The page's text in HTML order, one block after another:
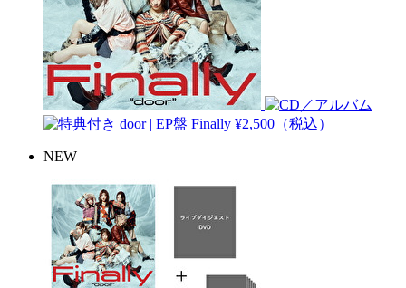
door | EP盤 Finally ¥2,500（税込）
NEW